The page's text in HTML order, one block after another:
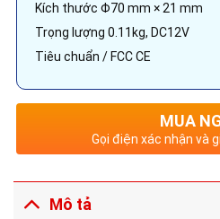
Kích thước Φ70 mm × 21 mm
Trọng lượng 0.11kg, DC12V
Tiêu chuẩn / FCC CE
MUA
Gọi điện xác nhận và
Mô tả